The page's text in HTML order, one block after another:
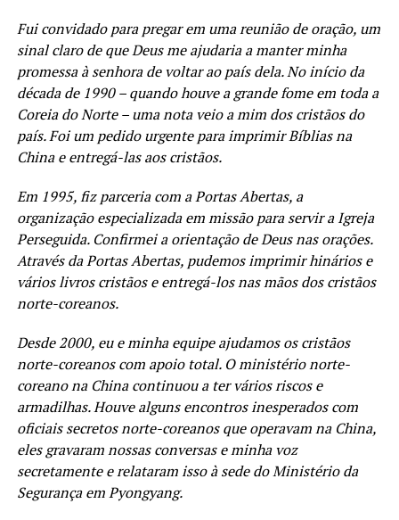
Fui convidado para pregar em uma reunião de oração, um
sinal claro de que Deus me ajudaria a manter minha
promessa à senhora de voltar ao país dela.No início da
década de 1990 – quando houve a grande fome em toda a
Coreia do Norte – uma nota veio a mim dos cristãos do
país. Foi um pedido urgente para imprimir Bíblias na
China e entregá-las aos cristãos.
Em 1995, fiz parceria com a Portas Abertas, a
organização especializada em missão para servir a Igreja
Perseguida. Confirmei a orientação de Deus nas orações.
Através da Portas Abertas, pudemos imprimir hinários e
vários livros cristãos e entregá-los nas mãos dos cristãos
norte-coreanos.
Desde 2000, eu e minha equipe ajudamos os cristãos
norte-coreanos com apoio total. O ministério norte-
coreano na China continuou a ter vários riscos e
armadilhas. Houve alguns encontros inesperados com
oficiais secretos norte-coreanos que operavam na China,
eles gravaram nossas conversas e minha voz
secretamente e relataram isso à sede do Ministério da
Segurança em Pyongyang.